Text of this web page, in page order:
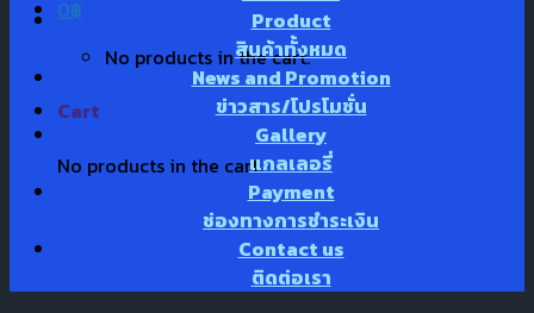
0฿
No products in the cart.
Cart
No products in the cart.
Product
สินค้าทั้งหมด
News and Promotion
ข่าวสาร/โปรโมชั่น
Gallery
แกลเลอรี่
Payment
ช่องทางการชำระเงิน
Contact us
ติดต่อเรา